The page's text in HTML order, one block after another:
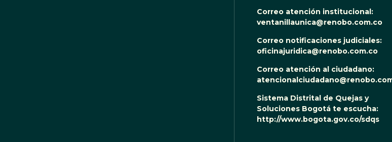
Correo atención institucional:
ventanillaunica@renobo.com.co
Correo notificaciones judiciales:
oficinajuridica@renobo.com.co
Correo atención al ciudadano:
Sistema Distrital de Quejas y
Soluciones Bogotá te escucha:
http://www.bogota.gov.co/sdqs